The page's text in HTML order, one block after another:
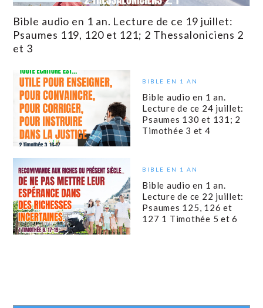
Bible audio en 1 an. Lecture de ce 19 juillet:
Psaumes 119, 120 et 121; 2 Thessaloniciens 2
et 3
BIBLE EN 1 AN
Bible audio en 1 an.
Lecture de ce 24 juillet:
Psaumes 130 et 131; 2
Timothée 3 et 4
BIBLE EN 1 AN
Bible audio en 1 an.
Lecture de ce 22 juillet:
Psaumes 125, 126 et
127 1 Timothée 5 et 6